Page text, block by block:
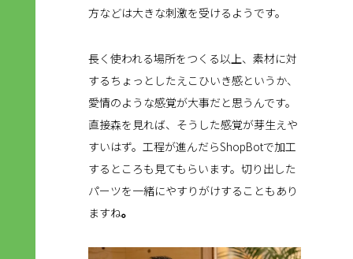
方などは大きな刺激を受けるようです。
長く使われる場所をつくる以上、素材に対
するちょっとしたえこひいき感というか、
愛情のような感覚が大事だと思うんです。
直接森を見れば、そうした感覚が芽生えや
すいはず。工程が進んだらShopBotで加工
するところも見てもらいます。切り出した
パーツを一緒にやすりがけすることもあり
ますね。